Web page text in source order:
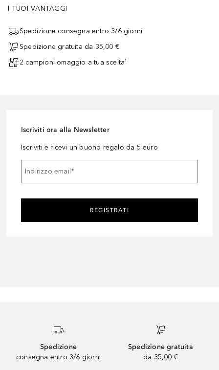
I TUOI VANTAGGI
Spedizione consegna entro 3/6 giorni
Spedizione gratuita da 35,00 €
2 campioni omaggio a tua scelta¹
Iscriviti ora alla Newsletter
Iscriviti e ricevi un buono regalo da 5 euro
Indirizzo email*
REGISTRATI
Spedizione
consegna entro 3/6 giorni
Spedizione gratuita
da 35,00 €